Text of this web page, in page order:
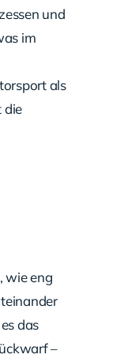
und
im
als
die
wie eng
das
–